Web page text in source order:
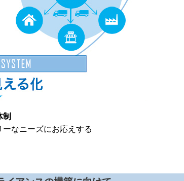
制
なニーズにお応えする